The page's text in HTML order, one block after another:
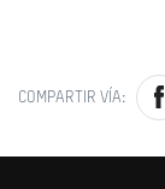
COMPARTIR VÍA: